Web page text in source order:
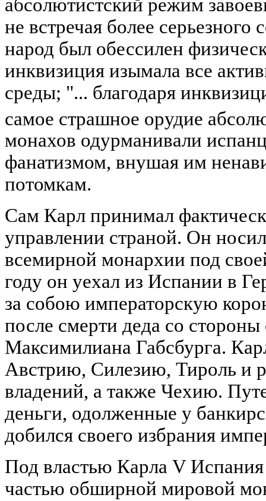
абсолютистский режим
не встречая более
народ был обессилен
инквизиция изымала все
среды; "... благодаря
самое страшное орудие
монахов одурманивали
фанатизмом, внушая им
потомкам.
Сам Карл принимал
управлении страной. Он
всемирной монархии под
году он уехал из Испании в
за собою императорскую
после смерти деда со
Максимилиана Габсбурга.
Австрию, Силезию, Тироль и
владений, а также Чехию.
деньги, одолженные у
добился своего избрания
Под властью Карла V Испания
частью обширной мировой